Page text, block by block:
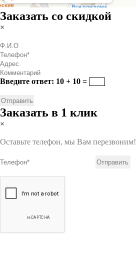
Заказать со скидкой
×
Введите ответ: 10 + 10 =
Заказать в 1 клик
×
Оставьте телефон, мы Вам перезвоним!